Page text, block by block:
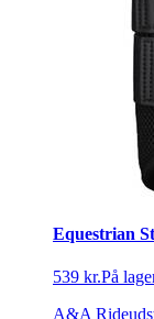
Equestrian
539 kr.På
A&A